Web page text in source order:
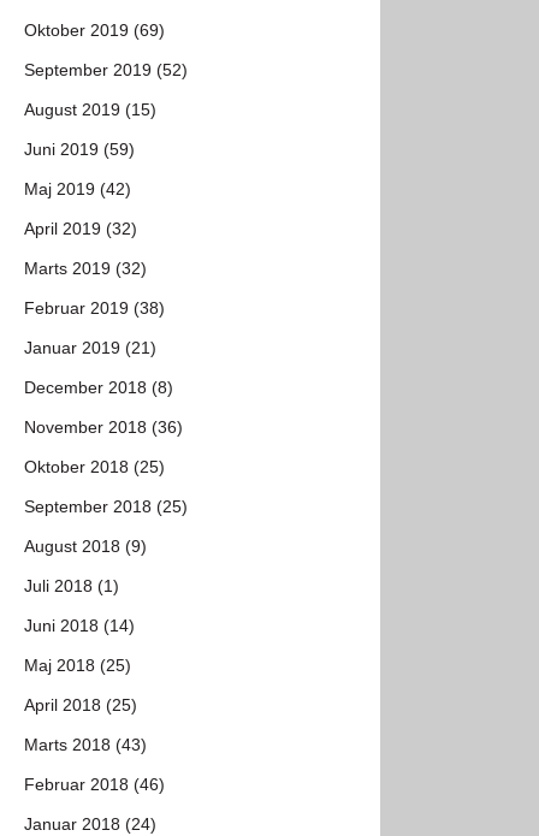
Oktober 2019 (69)
September 2019 (52)
August 2019 (15)
Juni 2019 (59)
Maj 2019 (42)
April 2019 (32)
Marts 2019 (32)
Februar 2019 (38)
Januar 2019 (21)
December 2018 (8)
November 2018 (36)
Oktober 2018 (25)
September 2018 (25)
August 2018 (9)
Juli 2018 (1)
Juni 2018 (14)
Maj 2018 (25)
April 2018 (25)
Marts 2018 (43)
Februar 2018 (46)
Januar 2018 (24)